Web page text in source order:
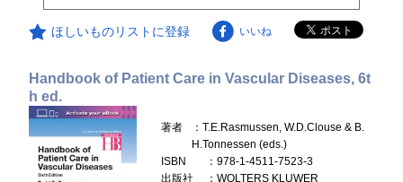
ほしいものリストに登録 いいね
Handbook of Patient Care in Vascular Diseases, 6t
h ed.
著者
：T.E.Rasmussen, W.D.Clouse & B.
H.Tonnessen (eds.)
ISBN
：978-1-4511-7523-3
出版社
：WOLTERS KLUWER